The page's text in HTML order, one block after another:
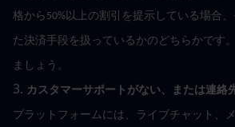
格から50%以上の割引を提示している場合
た決済手段を扱っているかのどちらかです
ましょう。
3. カスタマーサポートがない、または連絡
プラットフォームには、ライブチャット、